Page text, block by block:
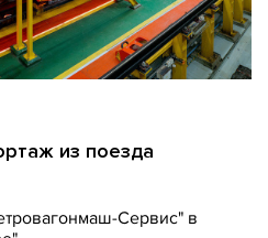
из поезда
Сервис" в